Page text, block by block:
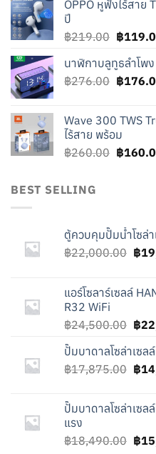
฿
OPPO หูฟังไร้สาย
ปี
฿219.00 Original
was:
฿
฿
นาฬิกาบลูทูธลำโพง
฿276.00 Original
฿
฿
Wave 300 TWS
ไร้สาย พร้อม
฿260.00 Original
฿
BEST SELLING
ตู้ควบคุมปั๊มน้ำโซล่
฿22,000.00
฿
฿
แอร์โซลาร์เซลล์
R32 WiFi
฿24,500.00
was:
฿
฿
ปั๊มบาดาลโซล่าเซ
฿17,875.00
฿
฿
ปั๊มบาดาลโซล่าเซล
แรง
฿18,490.00 ฿